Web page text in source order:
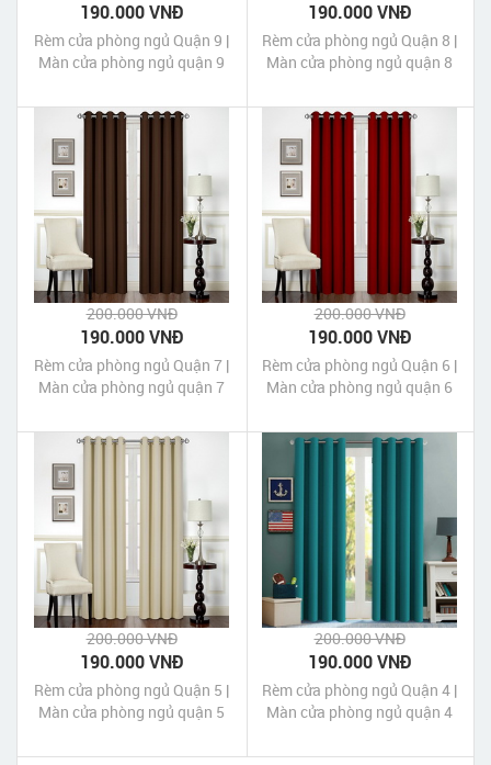
190.000 VNĐ
Rèm cửa phòng ngủ Quận 9 |
Màn cửa phòng ngủ quận 9
190.000 VNĐ
Rèm cửa phòng ngủ Quận 8 |
Màn cửa phòng ngủ quận 8
200.000 VNĐ
190.000 VNĐ
Rèm cửa phòng ngủ Quận 7 |
Màn cửa phòng ngủ quận 7
200.000 VNĐ
190.000 VNĐ
Rèm cửa phòng ngủ Quận 6 |
Màn cửa phòng ngủ quận 6
200.000 VNĐ
190.000 VNĐ
Rèm cửa phòng ngủ Quận 5 |
Màn cửa phòng ngủ quận 5
200.000 VNĐ
190.000 VNĐ
Rèm cửa phòng ngủ Quận 4 |
Màn cửa phòng ngủ quận 4